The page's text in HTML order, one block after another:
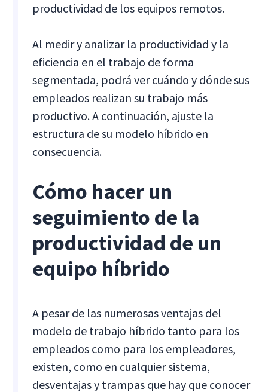
productividad de los equipos remotos.
Al medir y analizar la productividad y la
eficiencia en el trabajo de forma
segmentada, podrá ver cuándo y dónde sus
empleados realizan su trabajo más
productivo. A continuación, ajuste la
estructura de su modelo híbrido en
consecuencia.
Cómo hacer un
seguimiento de la
productividad de un
equipo híbrido
A pesar de las numerosas ventajas del
modelo de trabajo híbrido tanto para los
empleados como para los empleadores,
existen, como en cualquier sistema,
desventajas y trampas que hay que conocer